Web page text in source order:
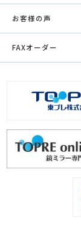
お客様の声
FAXオーダー